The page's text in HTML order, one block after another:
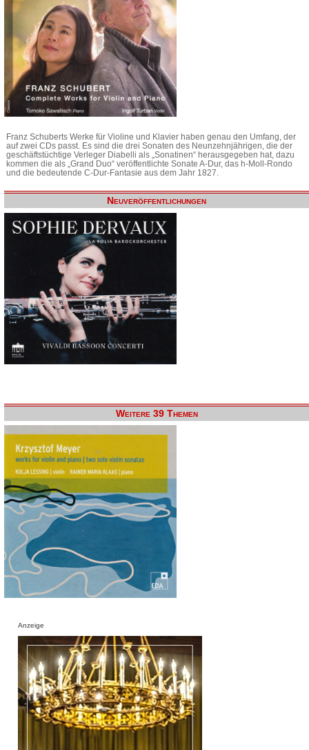
Franz Schuberts Werke für Violine und Klavier haben genau den Umfang, der
auf zwei CDs passt. Es sind die drei Sonaten des Neunzehnjährigen, die der
geschäftstüchtige Verleger Diabelli als „Sonatinen“ herausgegeben hat, dazu
kommen die als „Grand Duo“ veröffentlichte Sonate A-Dur, das h-Moll-Rondo
und die bedeutende C-Dur-Fantasie aus dem Jahr 1827.
Neuveröffentlichungen
Weitere 39 Themen
Anzeige